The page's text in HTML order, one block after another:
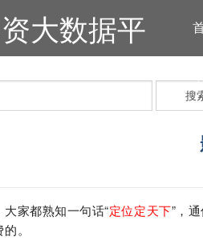
大数据平
搜
家都熟知一句话“定位定天下”，
。